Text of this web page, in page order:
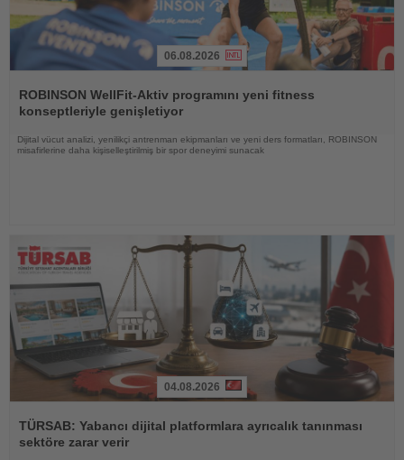
Oku
06.08.2026
ROBINSON WellFit-Aktiv programını yeni fitness
konseptleriyle genişletiyor
Dijital vücut analizi, yenilikçi antrenman ekipmanları ve yeni ders formatları, ROBINSON
misafirlerine daha kişiselleştirilmiş bir spor deneyimi sunacak
Oku
04.08.2026
TÜRSAB: Yabancı dijital platformlara ayrıcalık tanınması
sektöre zarar verir